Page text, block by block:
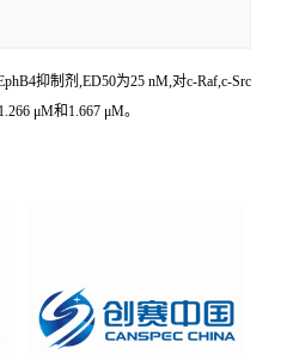
抑制剂,ED50为25 nM,对c-Raf,c-Src
μM和1.667 μM。